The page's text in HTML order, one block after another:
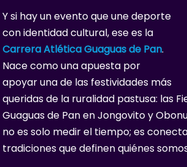
Y si hay un evento que une deporte
con identidad cultural, ese es la
Carrera Atlética Guaguas de Pan.
Nace como una apuesta por
apoyar una de las festividades más
queridas de la ruralidad pastusa: las
Guaguas de Pan en Jongovito y
no es solo medir el tiempo; es
tradiciones que definen quiénes